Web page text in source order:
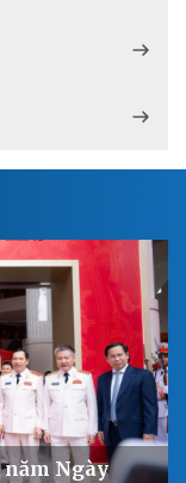
năm Ngày